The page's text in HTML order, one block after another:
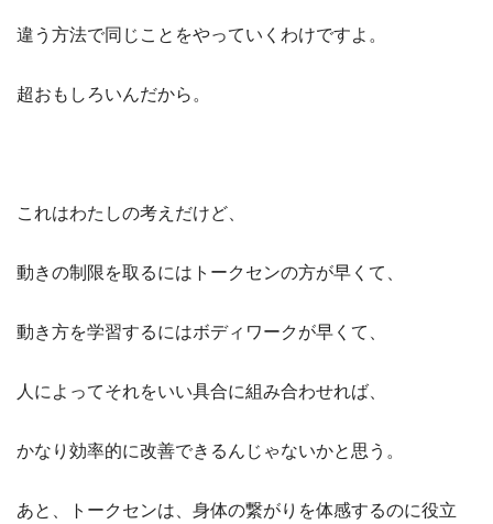
違う方法で同じことをやっていくわけですよ。
超おもしろいんだから。
これはわたしの考えだけど、
動きの制限を取るにはトークセンの方が早くて、
動き方を学習するにはボディワークが早くて、
人によってそれをいい具合に組み合わせれば、
かなり効率的に改善できるんじゃないかと思う。
あと、トークセンは、身体の繋がりを体感するのに役立